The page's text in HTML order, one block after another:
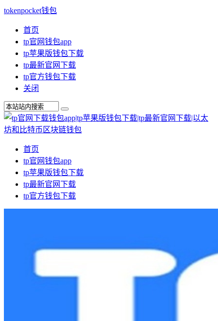
tokenpocket钱包
首页
tp官网钱包app
tp苹果版钱包下载
tp最新官网下载
tp官方钱包下载
关闭
首页
tp官网钱包app
tp苹果版钱包下载
tp最新官网下载
tp官方钱包下载